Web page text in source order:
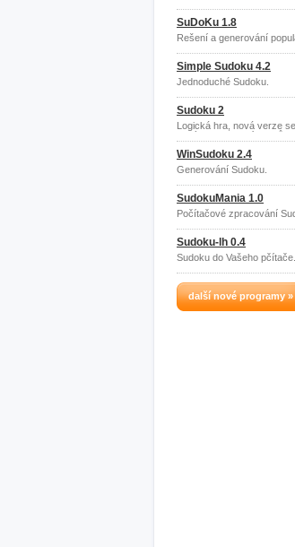
SuDoKu 1.8
Řešení a generování
Simple Sudoku 4.2
Jednoduché Sudoku.
Sudoku 2
Logická hra, nová verze
nových vlastností a typů
WinSudoku 2.4
Generování Sudoku.
SudokuMania 1.0
Počítačové zpracování
Sudoku-lh 0.4
Sudoku do Vašeho pčítače.
další nové programy »